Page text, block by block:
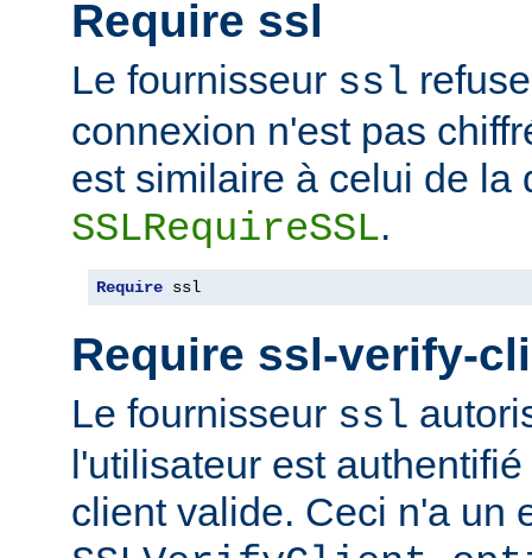
Require ssl
Le fournisseur ssl
connexion n'est pas
est similaire à celui de la
SSLRequireSSL.
Require ssl
Require ssl-verify-
Le fournisseur ssl
l'utilisateur est
client valide. Ceci n'a un